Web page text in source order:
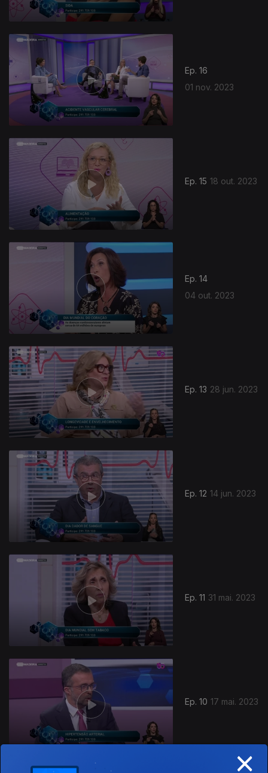
Ep. 16
01 nov. 2023
Ep. 15 18 out. 2023
Ep. 14
04 out. 2023
Ep. 13 28 jun. 2023
Ep. 12 14 jun. 2023
Ep. 11 31 mai. 2023
Ep. 10 17 mai. 2023
×